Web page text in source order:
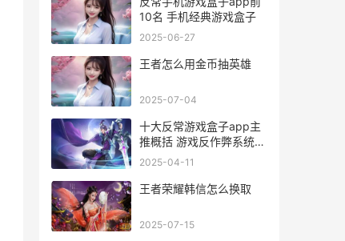
10名 手机经典游戏盒子
2025-06-27
王者怎么用金币抽英雄
2025-07-04
十大反常游戏盒子app主
推概括 游戏反作弊系统有
哪些
2025-04-11
王者荣耀韩信怎么换取
2025-07-15